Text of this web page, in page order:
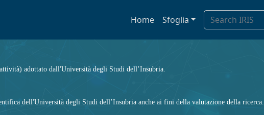
Home Sfoglia
adottato dall'Università degli Studi dell’Insubria.
dell'Università degli Studi dell’Insubria anche ai fini della valutazione della ricerca.